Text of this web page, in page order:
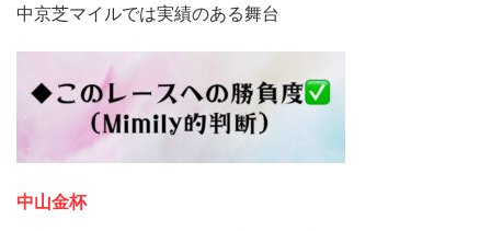
中京芝マイルでは実績のある舞台
中山金杯